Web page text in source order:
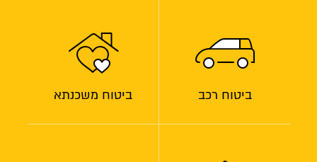
ביטוח רכב ביטוח משכנתא